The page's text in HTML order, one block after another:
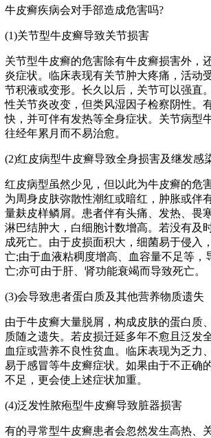
牛皮癣疾病会对手部造成危害吗?
(1)关节型牛皮癣导致关节损害
关节型牛皮癣的危害除有牛皮癣损害外，
炎症状。临床表现有关节肿大疼痛，活动
节积液或变形。长久以后，关节可以强直
性关节炎改变，但类风湿因子检察阴性。
快，并可伴有发热等全身症状。关节病型
往经年累月而不易治愈。
(2)红皮病型牛皮癣导致全身损害及继发感
红皮病型虽然少见，但以此为牛皮癣的危
为周身皮肤弥散性潮红或暗红，肿胀或伴
量麸皮样鳞屑。患者伴有头痛、发热、畏
淋巴结肿大，白细胞计数增高。若没有及
成死亡。由于皮损面积大，细菌易于侵入
亡;由于血液粘稠度增高、血容量不足等，
亡;亦可由于肝、肾功能衰竭而导致死亡。
(3)会导致患者蛋白质及其他营养物质遗失
由于牛皮癣大量脱屑，构成皮肤的蛋白质
质随之遗失。若皮损迁延多年不愈且泛发
血症或营养不良性贫血。临床表现为乏力
易于感冒等牛皮癣症状。如果由于不正确
不足，更会使上述症状加重。
(4)泛发性脓疱型牛皮癣导致脏器损害
有的寻常型牛皮癣患者会忽然发生高热、